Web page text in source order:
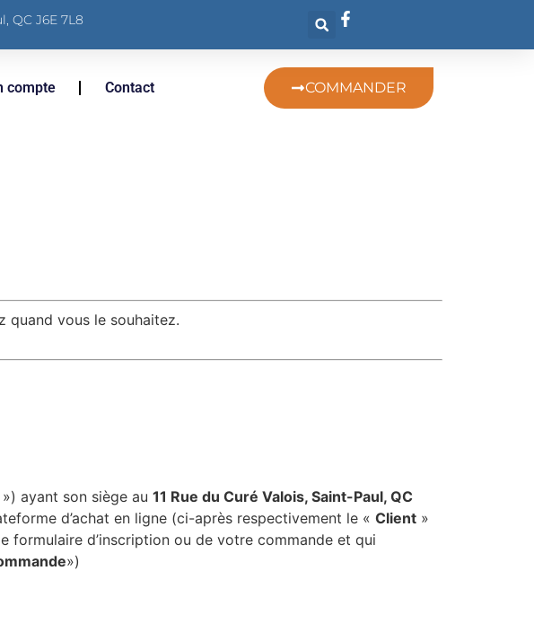
QC J6E 7L8
compte Contact COMMANDER
quand vous le souhaitez.
») ayant son siège au 11 Rue du Curé Valois, Saint-Paul, QC
d’achat en ligne (ci-après respectivement le « Client »
formulaire d’inscription ou de votre commande et qui
»)